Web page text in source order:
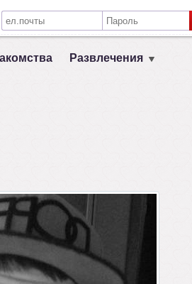
Запомнить меня на этом компьютере
Развлечения